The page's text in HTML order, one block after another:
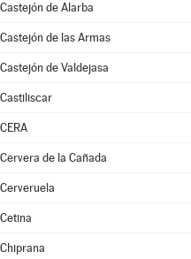
Castejón de Alarba
Castejón de las Armas
Castejón de Valdejasa
Castiliscar
CERA
Cervera de la Cañada
Cerveruela
Cetina
Chiprana